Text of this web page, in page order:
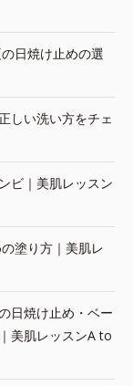
日焼け止めの選
しい洗い方をチェ
ビ｜美肌レッスン
塗り方｜美肌レ
日焼け止め・ベー
美肌レッスンA to